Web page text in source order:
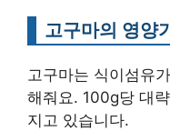
고구마의 영양
고구마는 식이섬유
해줘요. 100g당 대
지고 있습니다.